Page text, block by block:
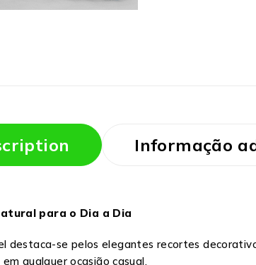
Informação
para o Dia a Dia
destaca-se pelos elegantes recortes
qualquer ocasião casual.